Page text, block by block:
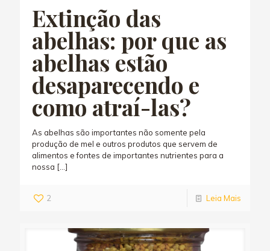
Extinção das
abelhas: por que as
abelhas estão
desaparecendo e
como atraí-las?
As abelhas são importantes não somente pela
produção de mel e outros produtos que servem de
alimentos e fontes de importantes nutrientes para a
nossa […]
2 Leia Mais